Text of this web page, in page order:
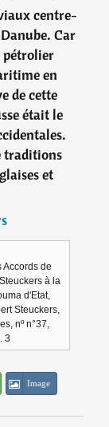
centre-
Car
en
de cette
était le
traditions
et
de
à la
d'Etat,
Steuckers,
nº n°37,
3
Image